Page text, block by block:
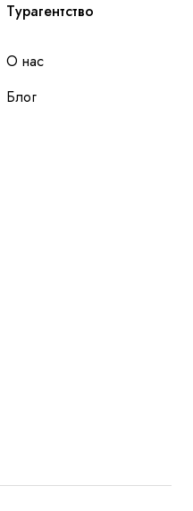
Турагентство
О нас
Блог